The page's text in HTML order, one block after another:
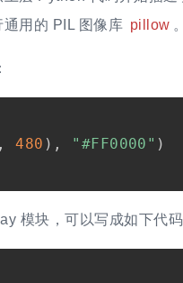
用的 PIL 图像库 pillow 。
, 480 ) , "#FF0000" )
模块，可以写成如下代码